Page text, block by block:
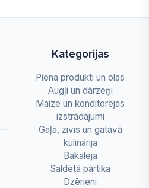
Kategorijas
Piena produkti un olas
Augļi un dārzeņi
Maize un konditorejas
izstrādājumi
Gaļa, zivis un gatavā
kulinārija
Bakaleja
Saldētā pārtika
Dzērieni